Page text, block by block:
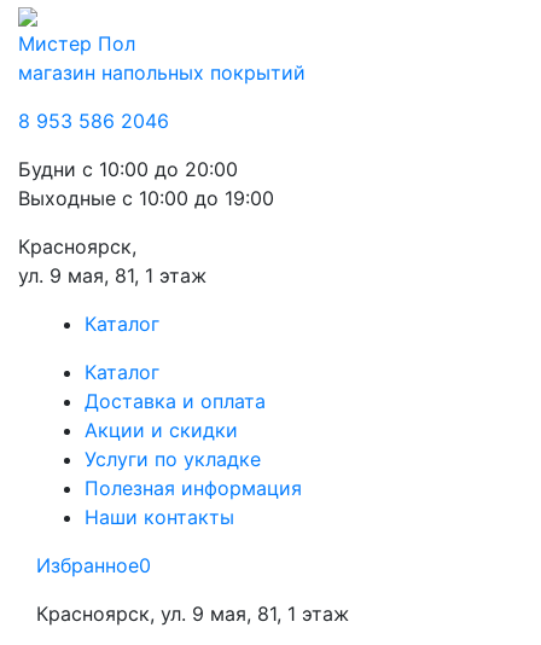
Мистер Пол
магазин напольных покрытий
8 953 586 2046
Будни с 10:00 до 20:00
Выходные с 10:00 до 19:00
Красноярск,
ул. 9 мая, 81, 1 этаж
Каталог
Каталог
Доставка и оплата
Акции и скидки
Услуги по укладке
Полезная информация
Наши контакты
Избранное0
Красноярск, ул. 9 мая, 81, 1 этаж